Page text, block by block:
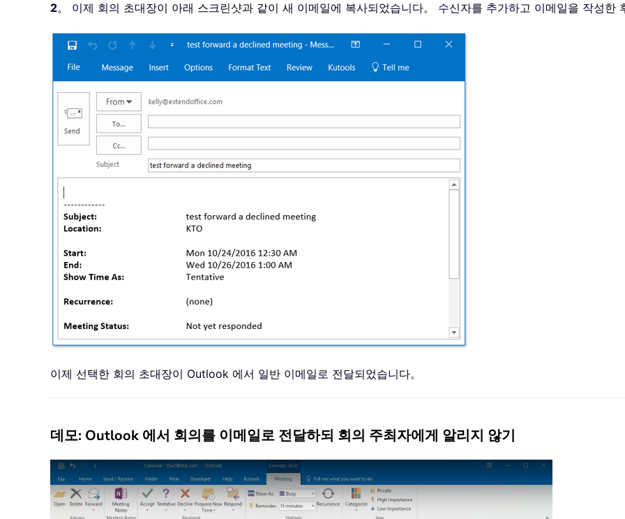
2。 이제 회의 초대장이 아래 스크린샷과 같이 새 이메일에 복사되었습니다。 수신자를 추가하고 이메일을 작성한
이제 선택한 회의 초대장이 Outlook 에서 일반 이메일로 전달되었습니다。
데모: Outlook 에서 회의를 이메일로 전달하되 회의 주최자에게 알리지 않기